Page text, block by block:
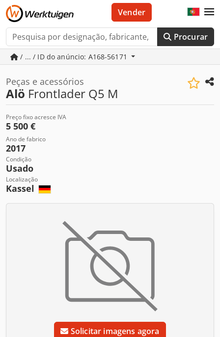
Procurar
Vender
/ ... / ID do anúncio: A168-56171
Peças e acessórios
Alö Frontlader Q5 M
Preço fixo acresce IVA
5 500 €
Ano de fabrico
2017
Condição
Usado
Localização
Kassel
Solicitar imagens agora